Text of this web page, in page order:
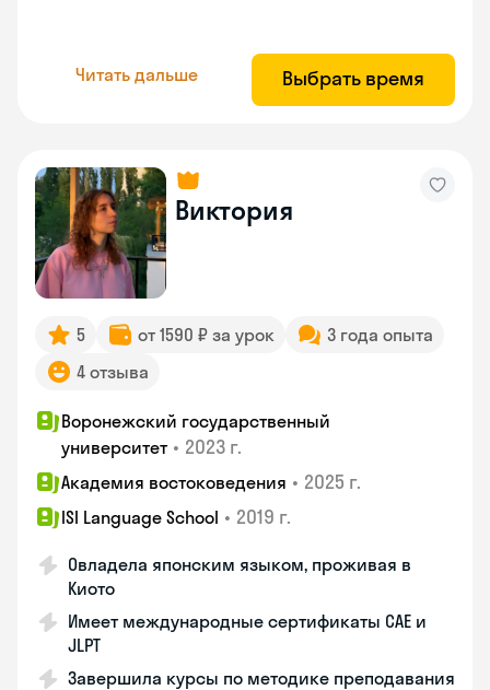
Читать дальше Выбрать время
Виктория
5 от 1590 ₽ за урок
3 года опыта
4 отзыва
Воронежский государственный
университет • 2023 г.
Академия востоковедения • 2025 г.
ISI Language School • 2019 г.
Овладела японским языком, проживая в
Киото
Имеет международные сертификаты CAE и
JLPT
Завершила курсы по методике преподавания